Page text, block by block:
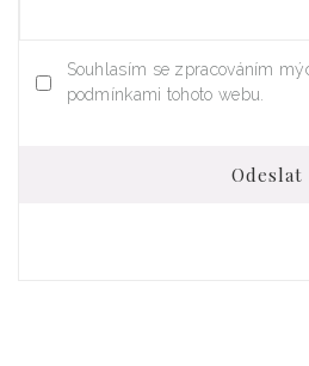
Souhlasím se zpracováním
podmínkami tohoto webu.
Odeslat